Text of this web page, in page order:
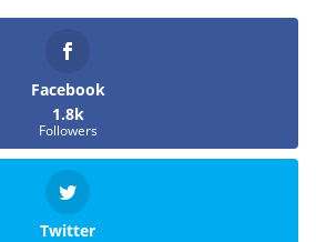
Facebook
1.8k
Followers
Twitter